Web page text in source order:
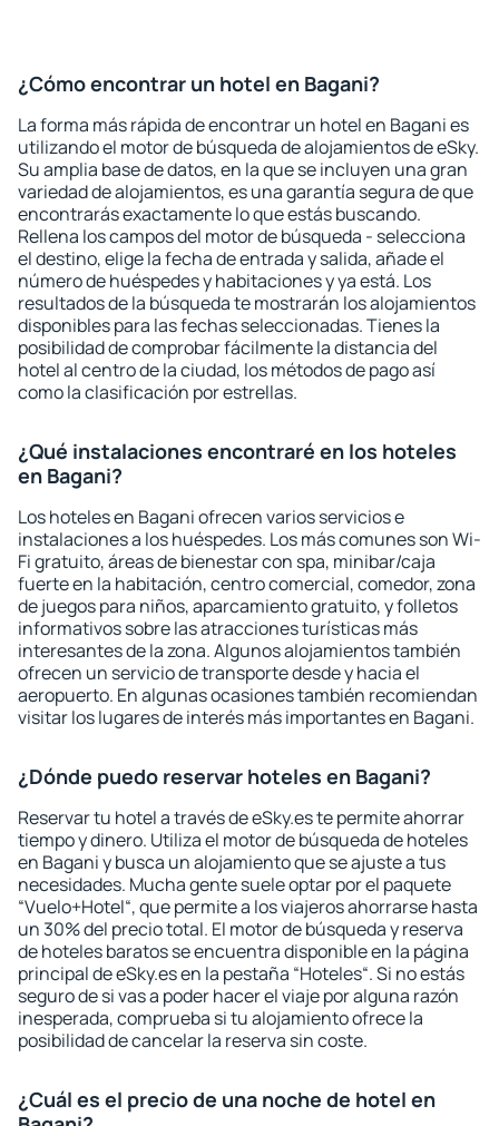
¿Cómo encontrar un hotel en Bagani?
La forma más rápida de encontrar un hotel en Bagani es
utilizando el motor de búsqueda de alojamientos de eSky.
Su amplia base de datos, en la que se incluyen una gran
variedad de alojamientos, es una garantía segura de que
encontrarás exactamente lo que estás buscando.
Rellena los campos del motor de búsqueda - selecciona
el destino, elige la fecha de entrada y salida, añade el
número de huéspedes y habitaciones y ya está. Los
resultados de la búsqueda te mostrarán los alojamientos
disponibles para las fechas seleccionadas. Tienes la
posibilidad de comprobar fácilmente la distancia del
hotel al centro de la ciudad, los métodos de pago así
como la clasificación por estrellas.
¿Qué instalaciones encontraré en los hoteles
en Bagani?
Los hoteles en Bagani ofrecen varios servicios e
instalaciones a los huéspedes. Los más comunes son Wi-
Fi gratuito, áreas de bienestar con spa, minibar/caja
fuerte en la habitación, centro comercial, comedor, zona
de juegos para niños, aparcamiento gratuito, y folletos
informativos sobre las atracciones turísticas más
interesantes de la zona. Algunos alojamientos también
ofrecen un servicio de transporte desde y hacia el
aeropuerto. En algunas ocasiones también recomiendan
visitar los lugares de interés más importantes en Bagani.
¿Dónde puedo reservar hoteles en Bagani?
Reservar tu hotel a través de eSky.es te permite ahorrar
tiempo y dinero. Utiliza el motor de búsqueda de hoteles
en Bagani y busca un alojamiento que se ajuste a tus
necesidades. Mucha gente suele optar por el paquete
“Vuelo+Hotel“, que permite a los viajeros ahorrarse hasta
un 30% del precio total. El motor de búsqueda y reserva
de hoteles baratos se encuentra disponible en la página
principal de eSky.es en la pestaña “Hoteles“. Si no estás
seguro de si vas a poder hacer el viaje por alguna razón
inesperada, comprueba si tu alojamiento ofrece la
posibilidad de cancelar la reserva sin coste.
¿Cuál es el precio de una noche de hotel en